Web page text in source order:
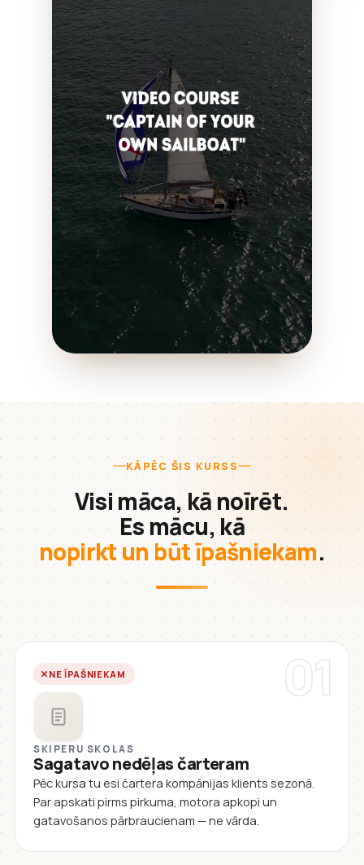
KĀPĒC ŠIS KURSS
Visi māca, kā noīrēt.
Es mācu, kā
nopirkt un būt īpašniekam.
01
NE ĪPAŠNIEKAM
SKIPERU SKOLAS
Sagatavo nedēļas čarteram
Pēc kursa tu esi čartera kompānijas klients sezonā.
Par apskati pirms pirkuma, motora apkopi un
gatavošanos pārbraucienam — ne vārda.